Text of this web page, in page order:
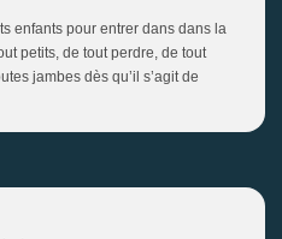
enfants pour entrer dans dans la
petits, de tout perdre, de tout
jambes dès qu’il s’agit de